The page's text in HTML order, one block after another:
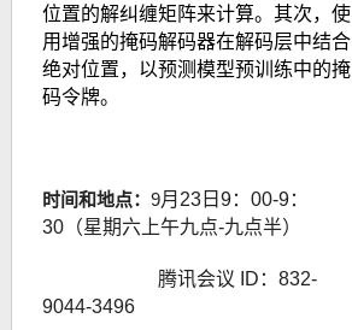
位置的解纠缠矩阵来计算。 其次，使
用增强的掩码解码器在解码层中结合
绝对位置，以预测模型预训练中的掩
码令牌。
时间和地点： 9月23日9：00-9：
30（星期六上午九点-九点半）
腾讯会议 ID：832-
9044-3496